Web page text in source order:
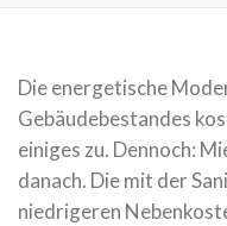
Die energetische
Gebäudebestandes
einiges zu. Dennoch:
danach. Die mit der
niedrigeren